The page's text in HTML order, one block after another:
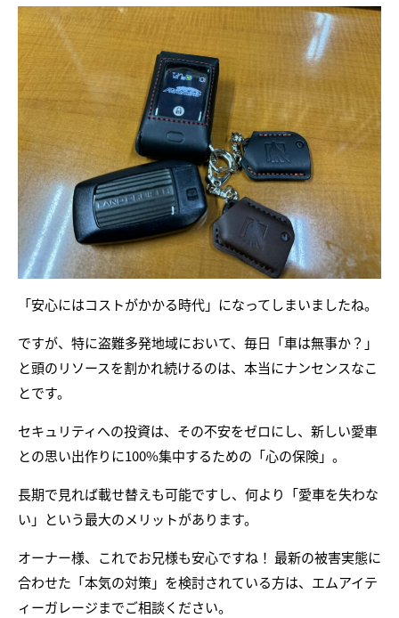
「安心にはコストがかかる時代」になってしまいましたね。
ですが、特に盗難多発地域において、毎日「車は無事か？」
と頭のリソースを割かれ続けるのは、本当にナンセンスなこ
とです。
セキュリティへの投資は、その不安をゼロにし、新しい愛車
との思い出作りに100%集中するための「心の保険」。
長期で見れば載せ替えも可能ですし、何より「愛車を失わな
い」という最大のメリットがあります。
オーナー様、これでお兄様も安心ですね！ 最新の被害実態に
合わせた「本気の対策」を検討されている方は、エムアイテ
ィーガレージまでご相談ください。